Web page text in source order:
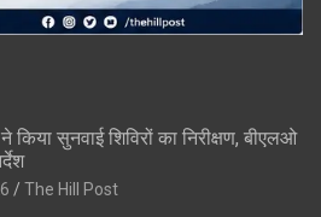
सुनवाई शिविरों का निरीक्षण, बीएलओ
The Hill Post